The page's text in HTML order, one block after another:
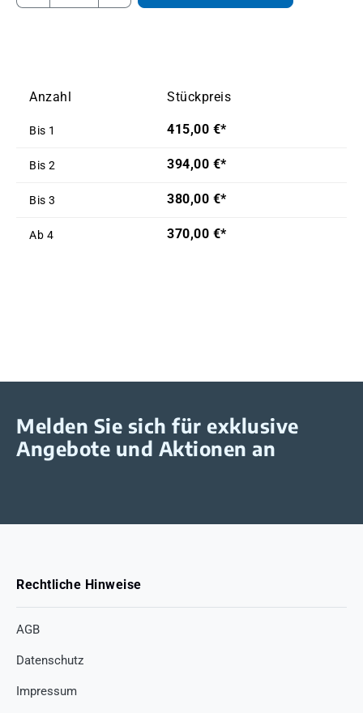
Anzahl Stückpreis
Bis 1 415,00 €*
Bis 2 394,00 €*
Bis 3 380,00 €*
Ab 4 370,00 €*
Melden Sie sich für exklusive
Angebote und Aktionen an
Rechtliche Hinweise
AGB
Datenschutz
Impressum